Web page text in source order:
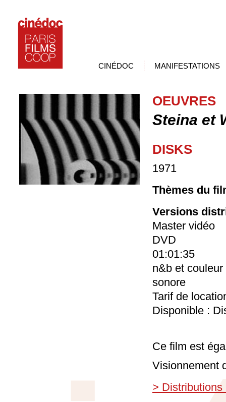
CINÉDOC MANIFESTATIONS
OEUVRES
Steina et
DISKS
1971
Thèmes du
Versions
Master vidéo
DVD
01:01:35
n&b et couleur
sonore
Tarif de
Disponible :
Ce film est
Visionnement
> Distributions